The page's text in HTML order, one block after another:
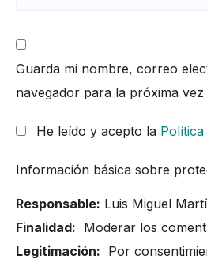
Guarda mi nombre, correo
navegador para la próxima
He leído y acepto la
Información básica sobre
Responsable: Luis Miguel
Finalidad: Moderar los
Legitimación: Por